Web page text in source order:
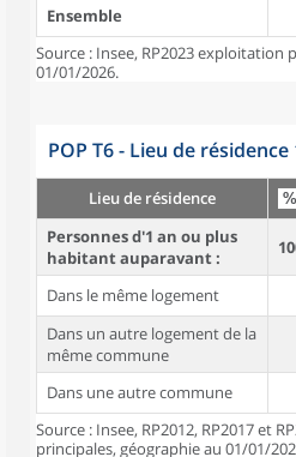
Ensemble
Source : Insee, RP2023 exploitation
01/01/2026.
POP T6 - Lieu de
Lieu de résidence
Personnes d'1 an ou plus
habitant auparavant :
Dans le même logement
Dans un autre logement de la
même commune
Dans une autre commune
Source : Insee, RP2012, RP2017 et
principales, géographie au 01/01/